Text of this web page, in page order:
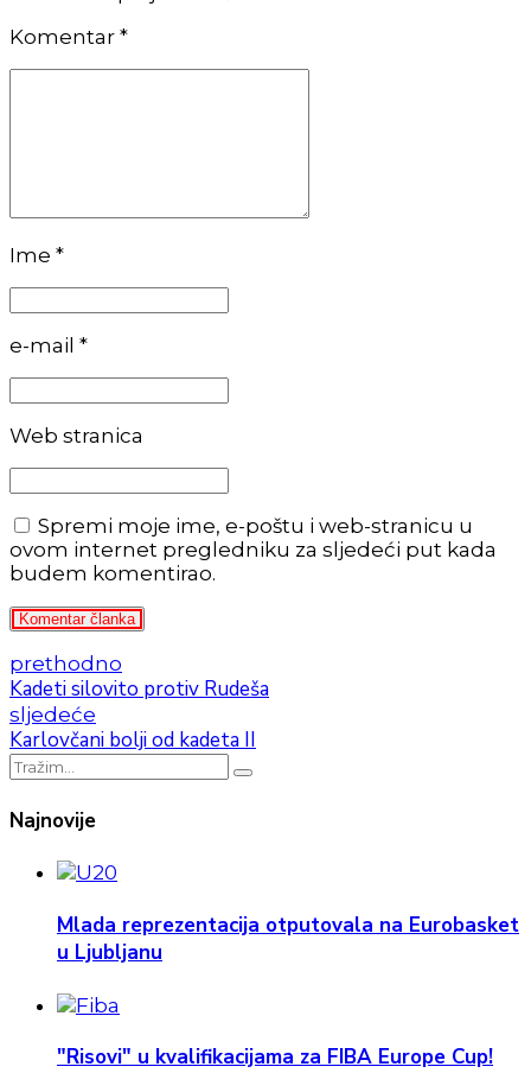
Komentar *
Ime *
e-mail *
Web stranica
Spremi moje ime, e-poštu i web-stranicu u
ovom internet pregledniku za sljedeći put kada
budem komentirao.
Komentar članka
prethodno
Kadeti silovito protiv Rudeša
sljedeće
Karlovčani bolji od kadeta II
Najnovije
Mlada reprezentacija otputovala na Eurobasket
u Ljubljanu
"Risovi" u kvalifikacijama za FIBA Europe Cup!